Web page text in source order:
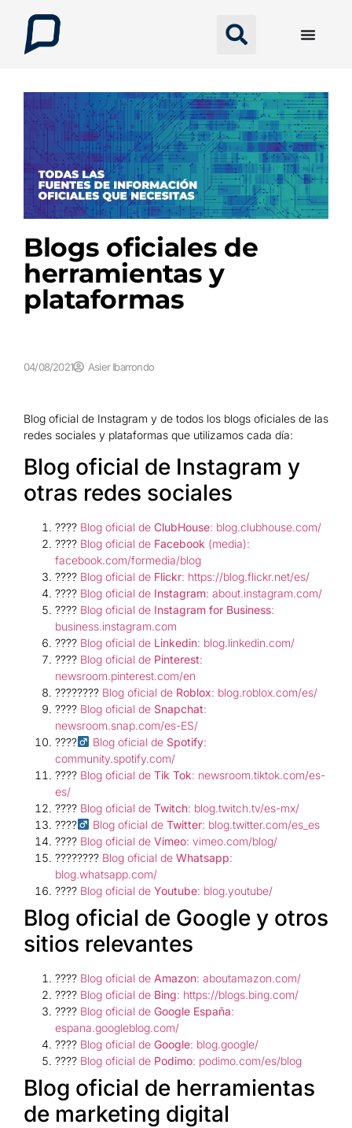
Blogs oficiales de
herramientas y
plataformas
04/08/2021 Asier Ibarrondo
Blog oficial de Instagram y de todos los blogs oficiales de las
redes sociales y plataformas que utilizamos cada día:
Blog oficial de Instagram y
otras redes sociales
???? Blog oficial de ClubHouse: blog.clubhouse.com/
???? Blog oficial de Facebook (media):
facebook.com/formedia/blog
???? Blog oficial de Flickr: https://blog.flickr.net/es/
????️ Blog oficial de Instagram: about.instagram.com/
????️ Blog oficial de Instagram for Business:
business.instagram.com
???? Blog oficial de Linkedin: blog.linkedin.com/
???? Blog oficial de Pinterest:
newsroom.pinterest.com/en
????‍???? Blog oficial de Roblox: blog.roblox.com/es/
???? Blog oficial de Snapchat:
newsroom.snap.com/es-ES/
????‍
Blog oficial de Spotify:
community.spotify.com/
???? Blog oficial de Tik Tok: newsroom.tiktok.com/es-
es/
???? Blog oficial de Twitch: blog.twitch.tv/es-mx/
????‍
Blog oficial de Twitter: blog.twitter.com/es_es
???? Blog oficial de Vimeo: vimeo.com/blog/
???????? Blog oficial de Whatsapp:
blog.whatsapp.com/
???? Blog oficial de Youtube: blog.youtube/
Blog oficial de Google y otros
sitios relevantes
???? Blog oficial de Amazon: aboutamazon.com/
???? Blog oficial de Bing: https://blogs.bing.com/
???? Blog oficial de Google España:
espana.googleblog.com/
???? Blog oficial de Google: blog.google/
???? Blog oficial de Podimo: podimo.com/es/blog
Blog oficial de herramientas
de marketing digital